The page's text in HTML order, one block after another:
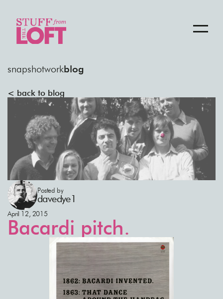
snapshotworkblog
< back to blog
Posted by
davedye1
April 12, 2015
Bacardi pitch.